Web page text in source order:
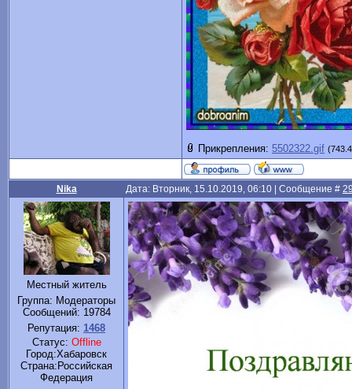
Прикрепления: 5502322.gif
Nika Дата: Вторник, 15.10.2019, 06:10 | Сообщение #
Местный житель
Группа: Модераторы
Сообщений: 19784
Репутация: 1468
Статус: Offline
Город:Хабаровск
Cтрана:Российская
Федерация